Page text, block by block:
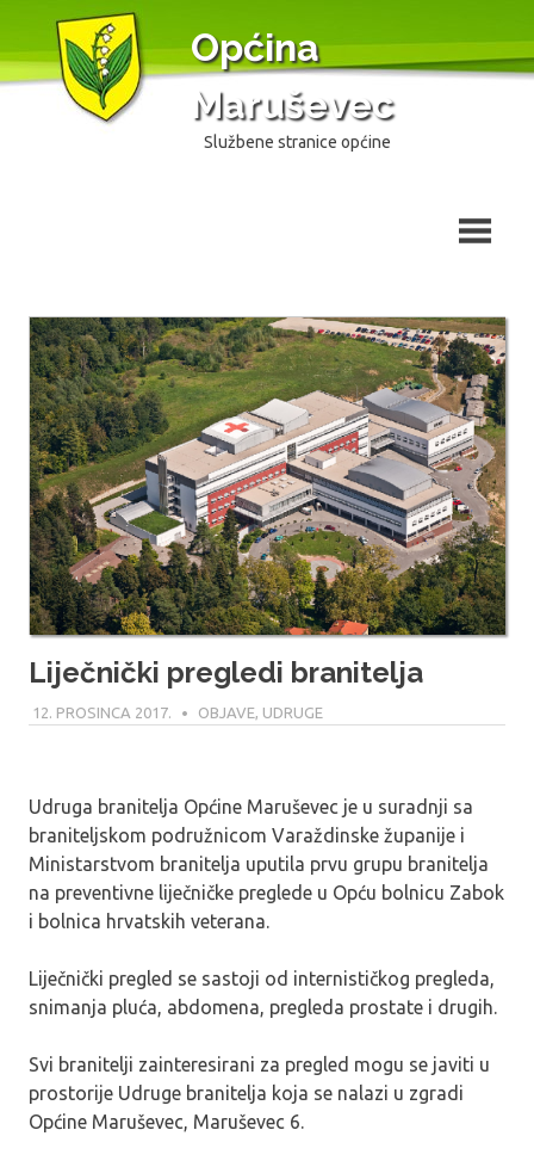
content
Općina
Maruševec
Službene stranice općine
Liječnički pregledi branitelja
12. PROSINCA 2017. MARIO
OBJAVE, UDRUGE
Udruga branitelja Općine Maruševec je u suradnji sa
braniteljskom podružnicom Varaždinske županije i
Ministarstvom branitelja uputila prvu grupu branitelja
na preventivne liječničke preglede u Opću bolnicu Zabok
i bolnica hrvatskih veterana.
Liječnički pregled se sastoji od internističkog pregleda,
snimanja pluća, abdomena, pregleda prostate i drugih.
Svi branitelji zainteresirani za pregled mogu se javiti u
prostorije Udruge branitelja koja se nalazi u zgradi
Općine Maruševec, Maruševec 6.